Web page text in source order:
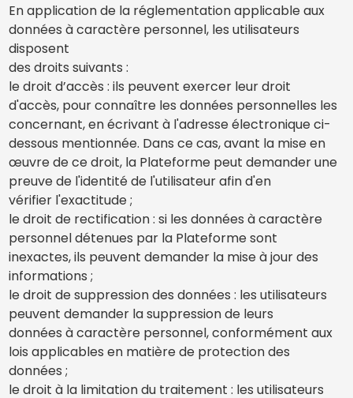
En application de la réglementation applicable aux
données à caractère personnel, les utilisateurs
disposent
des droits suivants :
le droit d’accès : ils peuvent exercer leur droit
d'accès, pour connaître les données personnelles les
concernant, en écrivant à l'adresse électronique ci-
dessous mentionnée. Dans ce cas, avant la mise en
œuvre de ce droit, la Plateforme peut demander une
preuve de l'identité de l'utilisateur afin d'en
vérifier l'exactitude ;
le droit de rectification : si les données à caractère
personnel détenues par la Plateforme sont
inexactes, ils peuvent demander la mise à jour des
informations ;
le droit de suppression des données : les utilisateurs
peuvent demander la suppression de leurs
données à caractère personnel, conformément aux
lois applicables en matière de protection des
données ;
le droit à la limitation du traitement : les utilisateurs